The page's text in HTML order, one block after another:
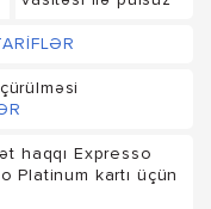
haqqı Expresso
Platinum kartı üçün